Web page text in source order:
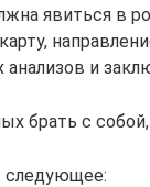
явиться в
и
брать с собой,
следующее: